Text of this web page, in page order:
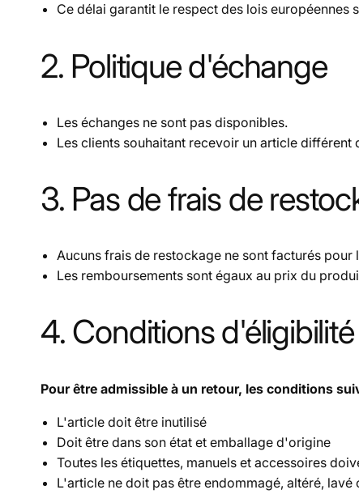
Ce délai garantit le respect des lois
2. Politique d'échange
Les échanges ne sont pas disponibles.
Les clients souhaitant recevoir un article
3. Pas de frais de
Aucuns frais de restockage ne sont facturés pour
Les remboursements sont égaux au prix du
4. Conditions
Pour être admissible à un retour, les conditions
L'article doit être inutilisé
Doit être dans son état et emballage d'origine
Toutes les étiquettes, manuels et accessoires
L'article ne doit pas être endommagé, altéré, lavé